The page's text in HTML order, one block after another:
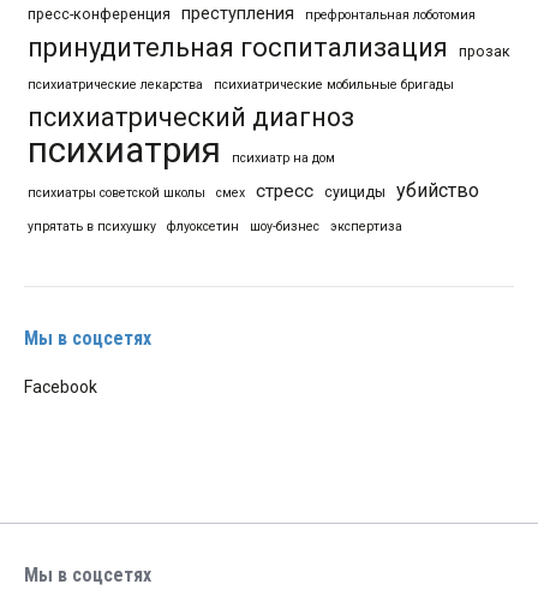
пресс-конференция преступления префронтальная лоботомия
принудительная госпитализация прозак
психиатрические лекарства психиатрические мобильные бригады
психиатрический диагноз
психиатрия психиатр на дом
психиатры советской школы смех стресс суициды убийство
упрятать в психушку флуоксетин шоу-бизнес экспертиза
Мы в соцсетях
Facebook
Мы в соцсетях